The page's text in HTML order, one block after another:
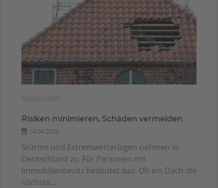
RENOVIEREN
Risiken minimieren, Schäden vermeiden
14.04.2026
Stürme und Extremwetterlagen nehmen in
Deutschland zu. Für Personen mit
Immobilienbesitz bedeutet das: Ob ein Dach die
nächste...